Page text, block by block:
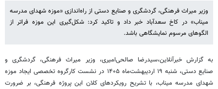
وزیر میراث‌ فرهنگی، گردشگری و صنایع‌ دستی از راه‌اندازی «موزه شهدای مدرسه
میناب» در کاخ سعدآباد خبر داد و تاکید کرد:‌ شکل‌گیری این موزه‌ فراتر از
الگوهای مرسوم نمایشگاهی باشد.
به گزارش خبرآنلاین،سیدرضا صالحی‌امیری، وزیر میراث‌ فرهنگی، گردشگری و
صنایع‌ دستی، شنبه ۱۹ اردیبهشت‌ماه ۱۴۰۵ در نشست کارگروه تخصصی ایجاد موزه
شهدای مدرسه میناب، با تشریح رویکردهای کلان این پروژه فرهنگی، بر ضرورت